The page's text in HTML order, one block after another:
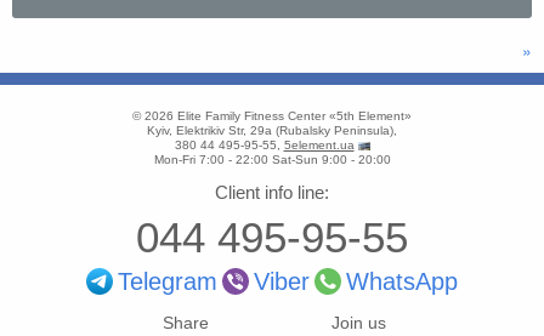
»
© 2026 Elite Family Fitness Center «5th Element»
Kyiv, Elektrikiv Str, 29a (Rubalsky Peninsula),
380 44 495-95-55, 5element.ua
Mon-Fri 7:00 - 22:00 Sat-Sun 9:00 - 20:00
Client info line:
044 495-95-55
Telegram Viber WhatsApp
Share Join us